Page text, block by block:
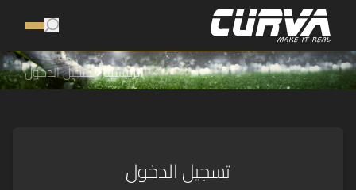
الرئيسية تسجيل الدخول
تسجيل الدخول